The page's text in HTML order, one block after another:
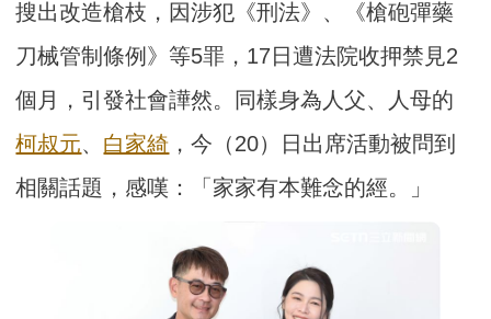
搜出改造槍枝，因涉犯《刑法》、《槍砲彈藥
刀械管制條例》等5罪，17日遭法院收押禁見2
個月，引發社會譁然。同樣身為人父、人母的
柯叔元、 白家綺 ，今（20）日出席活動被問到
相關話題，感嘆：「家家有本難念的經。」